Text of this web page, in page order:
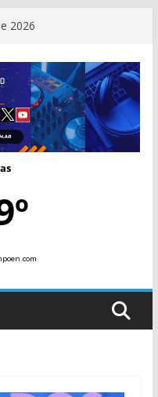
2026